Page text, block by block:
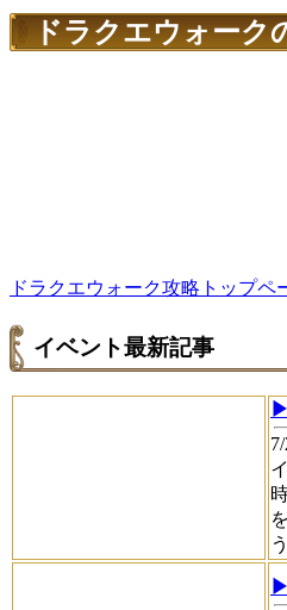
ドラクエウォーク
ドラクエウォーク攻略トップペ
イベント最新記事